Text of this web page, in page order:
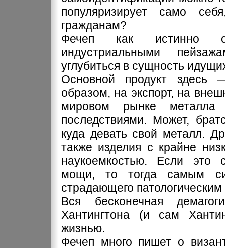
популяризирует само
гражданам?
Фечеп как истинно
индустриальными
углубиться в сущность
Основной продукт
образом, на экспорт, на
мировом рынке
последствиями. Может,
куда девать свой металл.
также изделия с крайне
наукоемкостью. Если это
мощи, то тогда самым
страдающего
Вся бесконечная
Хантингтона (и сам
жизнью.
Фечеп много пишет о